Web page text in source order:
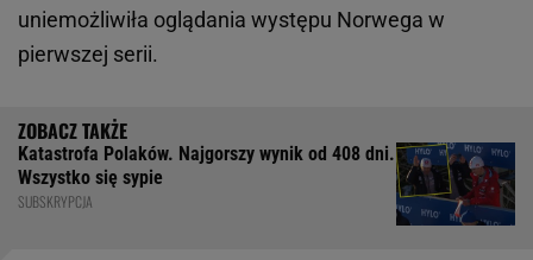
uniemożliwiła oglądania występu Norwega w
pierwszej serii.
Katastrofa Polaków. Najgorszy wynik od 408 dni.
Wszystko się sypie
SUBSKRYPCJA